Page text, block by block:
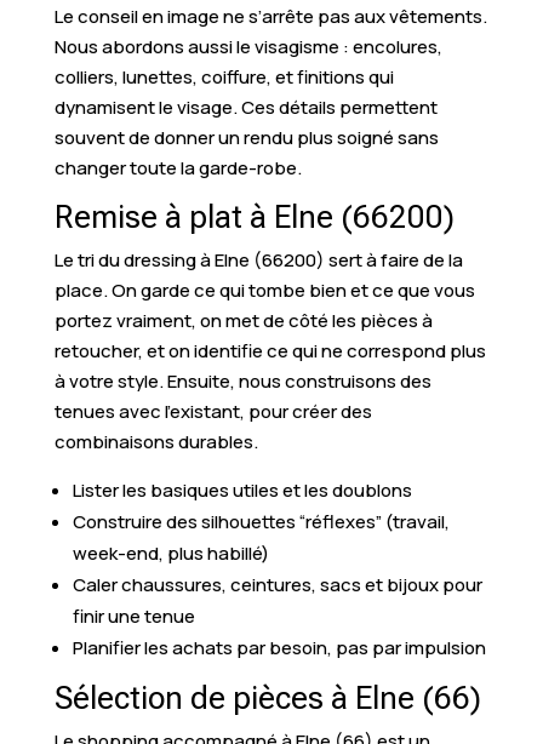
Le conseil en image ne s’arrête pas aux vêtements.
Nous abordons aussi le visagisme : encolures,
colliers, lunettes, coiffure, et finitions qui
dynamisent le visage. Ces détails permettent
souvent de donner un rendu plus soigné sans
changer toute la garde-robe.
Remise à plat à Elne (66200)
Le tri du dressing à Elne (66200) sert à faire de la
place. On garde ce qui tombe bien et ce que vous
portez vraiment, on met de côté les pièces à
retoucher, et on identifie ce qui ne correspond plus
à votre style. Ensuite, nous construisons des
tenues avec l’existant, pour créer des
combinaisons durables.
Lister les basiques utiles et les doublons
Construire des silhouettes “réflexes” (travail,
week-end, plus habillé)
Caler chaussures, ceintures, sacs et bijoux pour
finir une tenue
Planifier les achats par besoin, pas par impulsion
Sélection de pièces à Elne (66)